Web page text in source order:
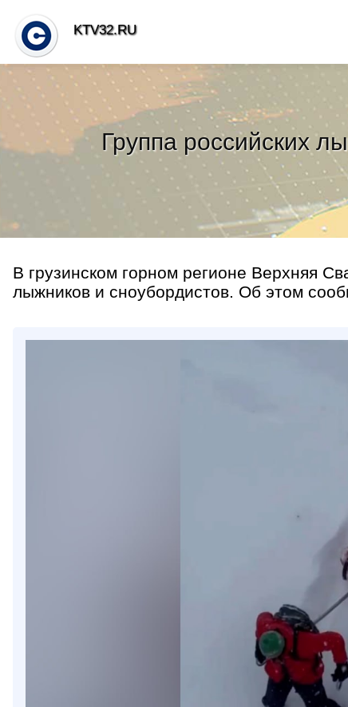
Группа российских
В грузинском горном регионе Верхняя
лыжников и сноубордистов. Об этом
KTV32.RU